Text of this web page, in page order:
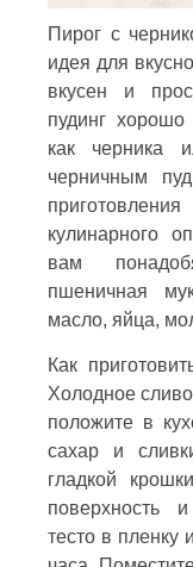
Пирог с
идея для
вкусен и
пудинг хорошо
как черника
черничным
кулинарного
вам
пшеничная
масло, яйца,
Как
Холодное
положите в
сахар и
гладкой
поверхность
тесто в пленку